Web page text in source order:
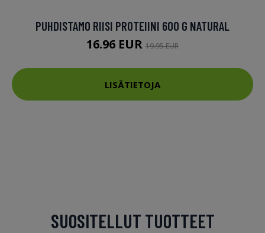
PUHDISTAMO RIISI PROTEIINI 600 G NATURAL
16.96 EUR 19.95 EUR
LISÄTIETOJA
SUOSITELLUT TUOTTEET